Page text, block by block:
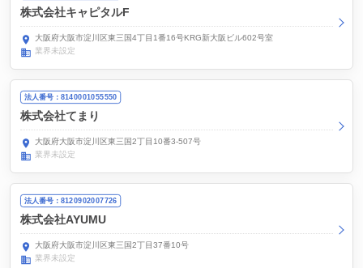
株式会社キャピタルF
大阪府大阪市淀川区東三国4丁目1番16号KRG新大阪ビル602号室
業界未設定
法人番号：8140001055550
株式会社てまり
大阪府大阪市淀川区東三国2丁目10番3-507号
業界未設定
法人番号：8120902007726
株式会社AYUMU
大阪府大阪市淀川区東三国2丁目37番10号
業界未設定